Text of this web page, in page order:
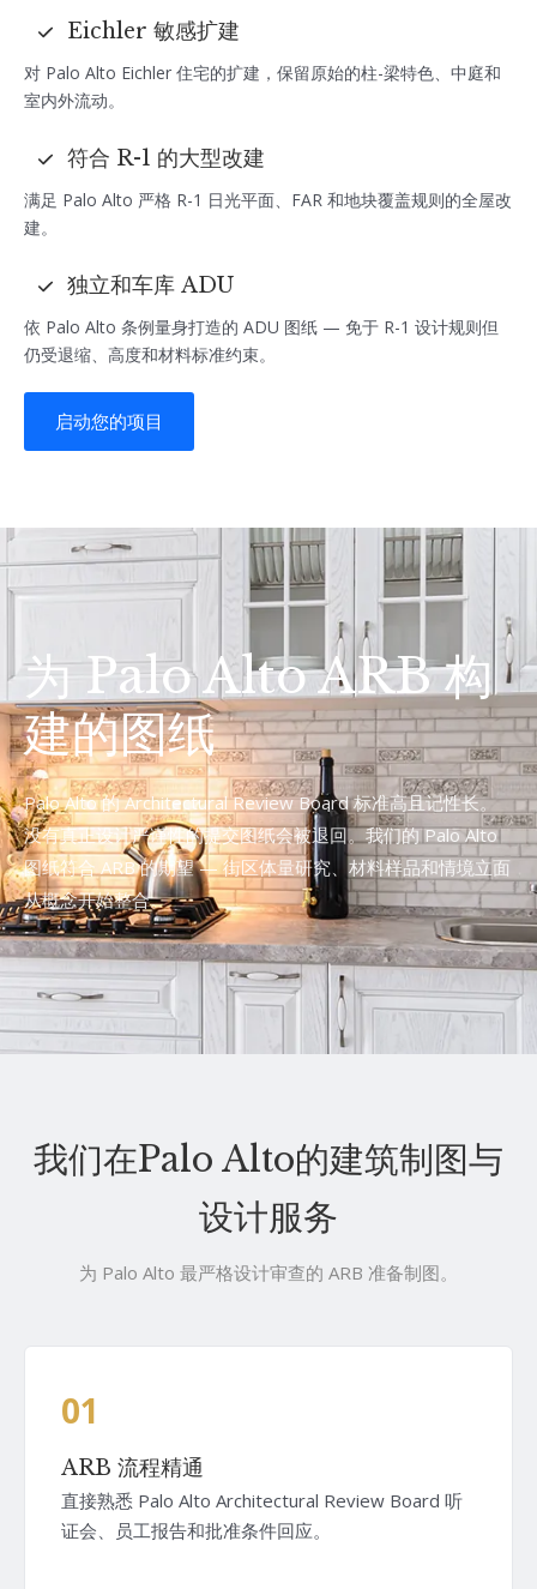
Eichler 敏感扩建
对 Palo Alto Eichler 住宅的扩建，保留原始的柱-梁特色、中庭和
室内外流动。
符合 R-1 的大型改建
满足 Palo Alto 严格 R-1 日光平面、FAR 和地块覆盖规则的全屋改
建。
独立和车库 ADU
依 Palo Alto 条例量身打造的 ADU 图纸 — 免于 R-1 设计规则但
仍受退缩、高度和材料标准约束。
启动您的项目
为 Palo Alto ARB 构
建的图纸
Palo Alto 的 Architectural Review Board 标准高且记性长。
没有真正设计严谨性的提交图纸会被退回。我们的 Palo Alto
图纸符合 ARB 的期望 — 街区体量研究、材料样品和情境立面
从概念开始整合。
我们在Palo Alto的建筑制图与
设计服务
为 Palo Alto 最严格设计审查的 ARB 准备制图。
01
ARB 流程精通
直接熟悉 Palo Alto Architectural Review Board 听
证会、员工报告和批准条件回应。